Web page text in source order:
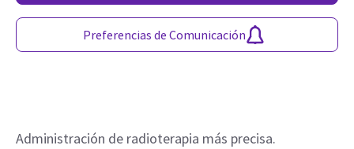
Preferencias de Comunicación
Administración de radioterapia más precisa.